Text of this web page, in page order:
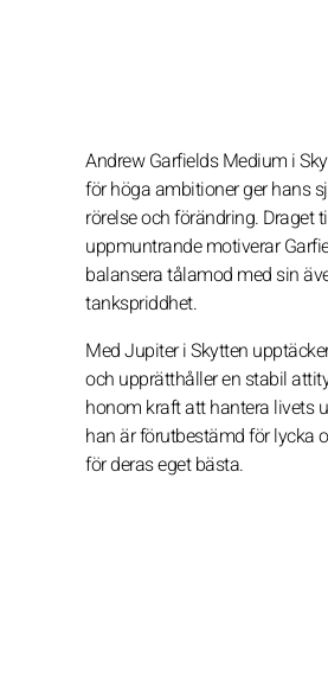
Andrew Garfields Medium i
för höga ambitioner ger hans
rörelse och förändring.
uppmuntrande motiverar
balansera tålamod med sin
tankspriddhet.
Med Jupiter i Skytten
och upprätthåller en stabil
honom kraft att hantera livets
han är förutbestämd för lycka
för deras eget bästa.